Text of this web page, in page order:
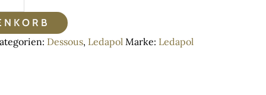
Dessous, Ledapol Marke: Ledapol